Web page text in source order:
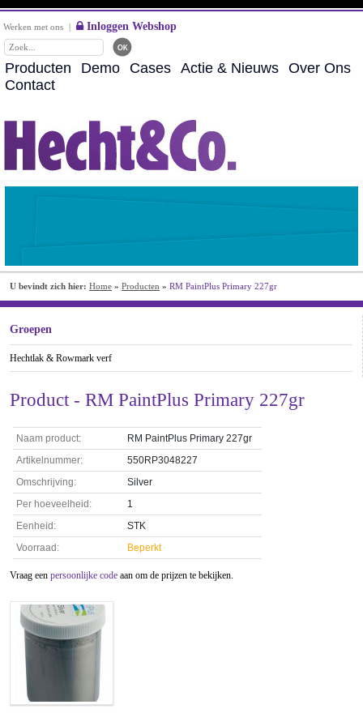
Werken met ons | Inloggen Webshop
Producten Demo Cases Actie & Nieuws Over Ons
Contact
U bevindt zich hier: Home » Producten » RM PaintPlus Primary 227gr
Groepen
Hechtlak & Rowmark verf
Product - RM PaintPlus Primary 227gr
Naam product:
RM PaintPlus Primary 227gr
Artikelnummer:
550RP3048227
Omschrijving:
Silver
Per hoeveelheid:
1
Eenheid:
STK
Voorraad:
Beperkt
Vraag een persoonlijke code aan om de prijzen te bekijken.